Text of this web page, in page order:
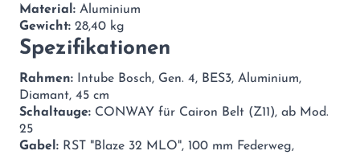
Material: Aluminium
Gewicht: 28,40 kg
Spezifikationen
Rahmen: Intube Bosch, Gen. 4, BES3, Aluminium,
Diamant, 45 cm
Schaltauge: CONWAY für Cairon Belt (Z11), ab Mod.
25
Gabel: RST "Blaze 32 MLO", 100 mm Federweg,